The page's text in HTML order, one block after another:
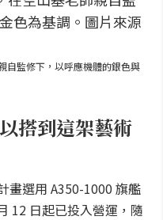
自監修下，以呼應機體的銀色與
搭到這架藝術
畫選用 A350-1000 旗艦
12 日起已投入營運，隨